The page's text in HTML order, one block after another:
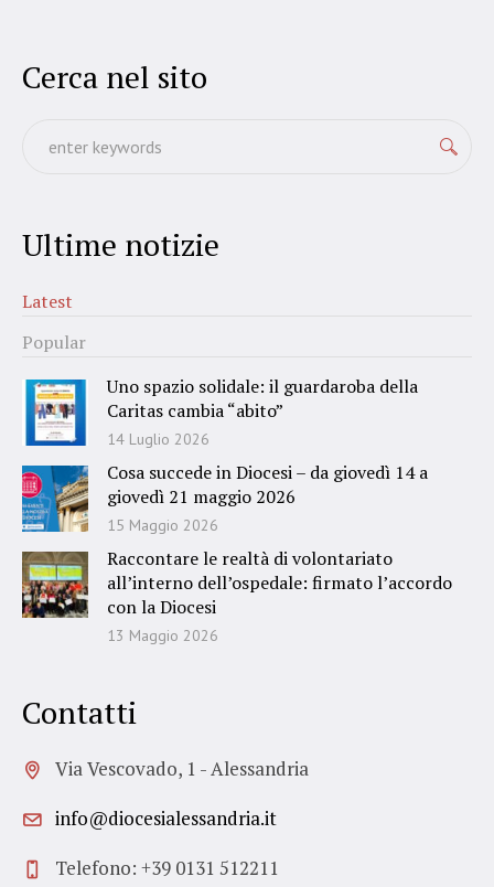
Cerca nel sito
Ultime notizie
Latest
Popular
Uno spazio solidale: il guardaroba della
Caritas cambia “abito”
14 Luglio 2026
Cosa succede in Diocesi – da giovedì 14 a
giovedì 21 maggio 2026
15 Maggio 2026
Raccontare le realtà di volontariato
all’interno dell’ospedale: firmato l’accordo
con la Diocesi
13 Maggio 2026
Contatti
Via Vescovado, 1 - Alessandria
info@diocesialessandria.it
Telefono: +39 0131 512211